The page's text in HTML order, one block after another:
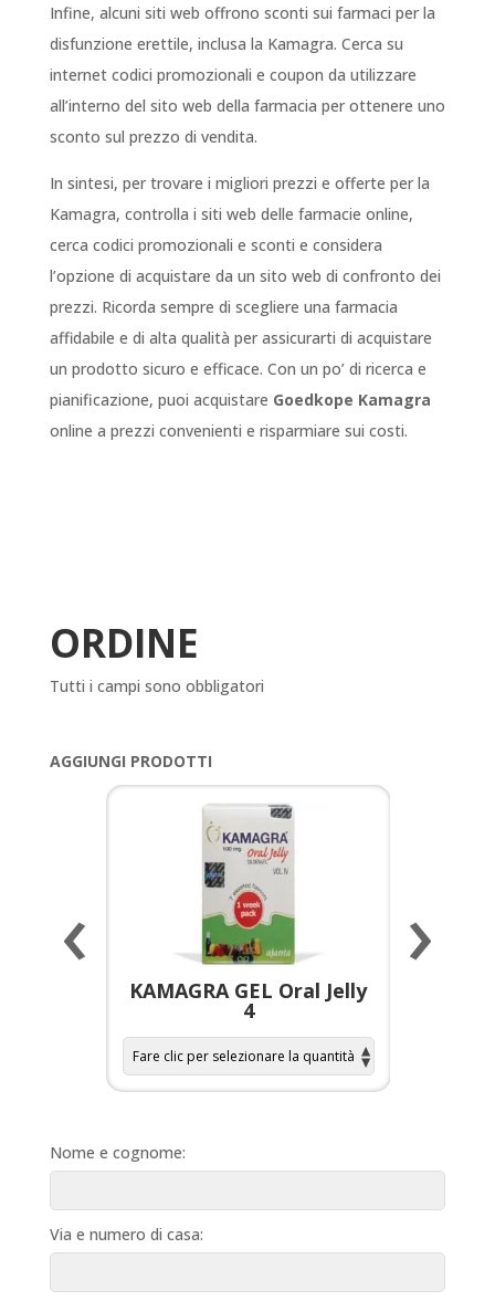
Infine, alcuni siti web offrono sconti sui farmaci per la
disfunzione erettile, inclusa la Kamagra. Cerca su
internet codici promozionali e coupon da utilizzare
all’interno del sito web della farmacia per ottenere uno
sconto sul prezzo di vendita.
In sintesi, per trovare i migliori prezzi e offerte per la
Kamagra, controlla i siti web delle farmacie online,
cerca codici promozionali e sconti e considera
l’opzione di acquistare da un sito web di confronto dei
prezzi. Ricorda sempre di scegliere una farmacia
affidabile e di alta qualità per assicurarti di acquistare
un prodotto sicuro e efficace. Con un po’ di ricerca e
pianificazione, puoi acquistare Goedkope Kamagra
online a prezzi convenienti e risparmiare sui costi.
ORDINE
Tutti i campi sono obbligatori
AGGIUNGI PRODOTTI
KAMAGRA GEL Oral Jelly
4
‹ ›
Nome e cognome:
Via e numero di casa: